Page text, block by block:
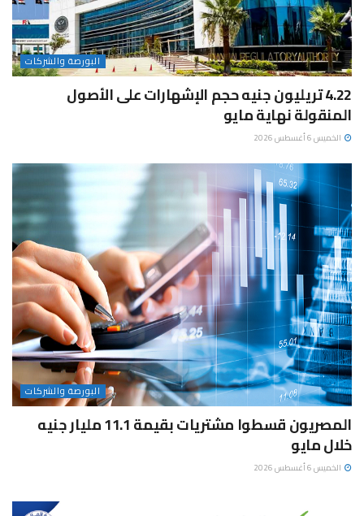
البورصة والشركات
4.22 تريليون جنيه حجم الإشهارات على الأصول
المنقولة نهاية مايو
الخميس 6 أغسطس 2026
البورصة والشركات
المصريون قسطوا مشتريات بقيمة 11.1 مليار جنيه
خلال مايو
الخميس 6 أغسطس 2026